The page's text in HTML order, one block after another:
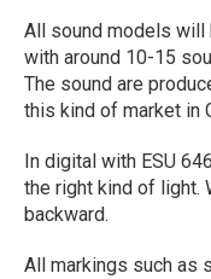
All sound models will
with around 10-15
The sound are
this kind of market in
In digital with ESU
the right kind of light.
backward.
All markings such as